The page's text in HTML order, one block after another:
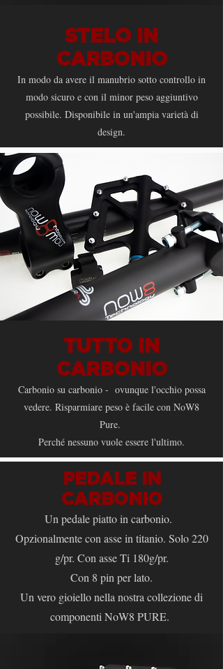
STELO IN
CARBONIO
In modo da avere il manubrio sotto controllo in
modo sicuro e con il minor peso aggiuntivo
possibile. Disponibile in un'ampia varietà di
design.
TUTTO IN
CARBONIO
Carbonio su carbonio - ovunque l'occhio possa
vedere. Risparmiare peso è facile con NoW8
Pure.
Perché nessuno vuole essere l'ultimo.
PEDALE IN
CARBONIO
Un pedale piatto in carbonio.
Opzionalmente con asse in titanio. Solo 220
g/pr. Con asse Ti 180g/pr.
Con 8 pin per lato.
Un vero gioiello nella nostra collezione di
componenti NoW8 PURE.